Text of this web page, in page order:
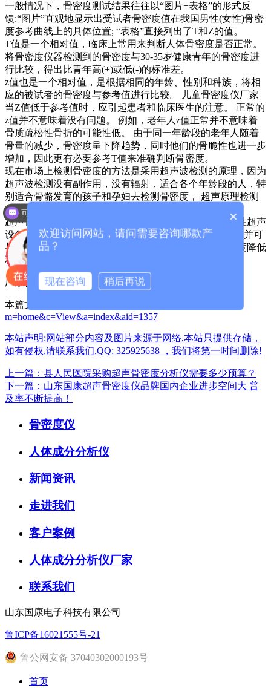
一般情况下，骨密度测试结果往往以“图片+表格”的形式反
馈:“图片”直观地显示出受试者骨密度值在我国男性(女性)骨密
度参考曲线上的具体位置; “表格”直接列出了T和Z的值。
T值是一个相对值，临床上常用来判断人体骨密度是否正常。
将骨密度仪器检测到的骨密度与30-35岁健康青年的骨密度进
行比较，得出比青年高(+)或低(-)的标准差。
z值也是一个相对值，是根据相同的年龄、性别和种族，将相
应的被试者的骨密度与参考值进行比较。 儿童骨密度仪厂家
当Z值低于参考值时，应引起患者和临床医生的注意。 正常的
z值并不意味着没有问题。 例如，老年人z值正常并不意味着
骨质疏松性骨折的可能性低。 由于同一年龄段的老年人随着
骨量的减少，骨密度呈下降趋势，同时他们的骨脆性也进一步
增加，因此更有必要参考T值来准确判断骨密度。
现在市场上检测骨密度的方法是采用超声波检测的原理，因为
超声波检测没有副作用，没有辐射，适合各个年龄段的人，特
别适合骨骼发育的孩子和孕妇去检测骨密度， 超声原理检测
骨密度仪是更好的选择。
超声骨密度仪是一种测量超声信号沿骨的速度的非侵入性超声
设备。 结果显示为z值和百分位值，与患者年龄相比较，并可
与其他临床危险因素相结合，以帮助医生评估导致骨强度降低
和骨矿化缓慢的医疗条件。
厂家咨询电话：13626329298（微信同号）
本篇文章网址：
m=home&c=View&a=index&aid=1357
本站声明:网站部分内容及图片来源于网络,本站只提供存储，
如有侵权,请联系我们,QQ: 325925638 ，我们将第一时间删除!
上一篇：县人民医院采购超声骨密度分析仪需要多少预算？
下一篇：山东国康超声骨密度仪品牌国内企业进步空间大 普
及率不断提高！
骨密度仪
人体成分分析仪
新闻资讯
走进我们
客户案例
人体成分分析仪厂家
联系我们
山东国康电子科技有限公司
鲁ICP备16021555号-21
鲁公网安备 37040302000193号
首页
×
欢迎访问网站，请问需要咨询哪款产
品？
现在咨询 稍后再说